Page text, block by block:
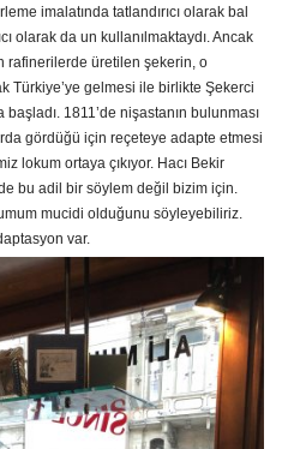
imalatında tatlandırıcı olarak bal
olarak da un kullanılmaktaydı. Ancak
rafinerilerde üretilen şekerin, o
Türkiye’ye gelmesi ile birlikte Şekerci
1811’de nişastanın bulunması
gördüğü için reçeteye adapte etmesi
lokum ortaya çıkıyor. Hacı Bekir
bu adil bir söylem değil bizim için.
mucidi olduğunu söyleyebiliriz.
var.